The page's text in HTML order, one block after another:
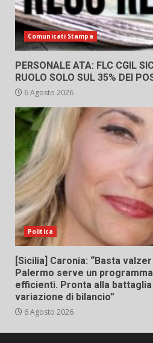
Comunicati Stampa
PERSONALE ATA: FLC CGIL
RUOLO SOLO SUL 35% DEI
6 Agosto 2026
Politica
[Sicilia] Caronia: “Basta
Palermo serve un
efficienti. Pronta alla
variazione di bilancio”
6 Agosto 2026